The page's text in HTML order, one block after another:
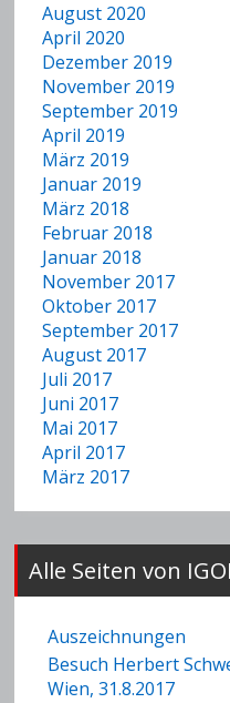
August 2020
April 2020
Dezember 2019
November 2019
September 2019
April 2019
März 2019
Januar 2019
März 2018
Februar 2018
Januar 2018
November 2017
Oktober 2017
September 2017
August 2017
Juli 2017
Juni 2017
Mai 2017
April 2017
März 2017
Alle Seiten von
Auszeichnungen
Besuch Herbert
Wien, 31.8.2017